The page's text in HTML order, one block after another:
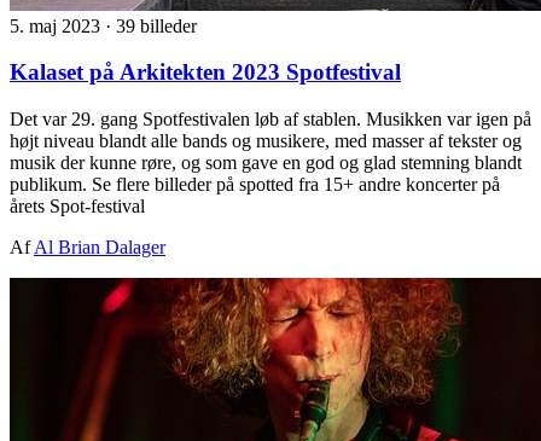
5. maj 2023 · 39 billeder
Kalaset på Arkitekten 2023 Spotfestival
Det var 29. gang Spotfestivalen løb af stablen. Musikken var igen på
højt niveau blandt alle bands og musikere, med masser af tekster og
musik der kunne røre, og som gave en god og glad stemning blandt
publikum. Se flere billeder på spotted fra 15+ andre koncerter på
årets Spot-festival
AfAl Brian Dalager